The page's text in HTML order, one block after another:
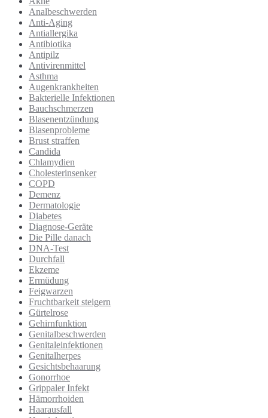
Analbeschwerden
Anti-Aging
Antiallergika
Antibiotika
Antipilz
Antivirenmittel
Asthma
Augenkrankheiten
Bakterielle Infektionen
Bauchschmerzen
Blasenentzündung
Blasenprobleme
Brust straffen
Candida
Chlamydien
Cholesterinsenker
COPD
Demenz
Dermatologie
Diabetes
Diagnose-Geräte
Die Pille danach
DNA-Test
Durchfall
Ekzeme
Ermüdung
Feigwarzen
Fruchtbarkeit steigern
Gürtelrose
Gehirnfunktion
Genitalbeschwerden
Genitaleinfektionen
Genitalherpes
Gesichtsbehaarung
Gonorrhoe
Grippaler Infekt
Hämorrhoiden
Haarausfall